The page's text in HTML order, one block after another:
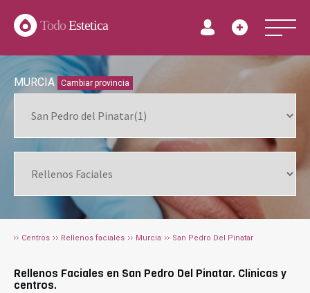
TodoEstetica
MURCIA Cambiar provincia
Centros Rellenos faciales Murcia San Pedro Del Pinatar
Rellenos Faciales en San Pedro Del Pinatar. Clínicas y
centros.